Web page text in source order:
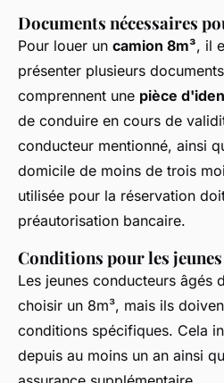
Documents nécessaires
Pour louer un camion 8m³, il
présenter plusieurs
comprennent une pièce
de conduire en cours de
conducteur mentionné, ainsi
domicile de moins de trois
utilisée pour la réservation
préautorisation bancaire.
Conditions pour les
Les jeunes conducteurs âgés
choisir un 8m³, mais ils
conditions spécifiques. Cela
depuis au moins un an ainsi